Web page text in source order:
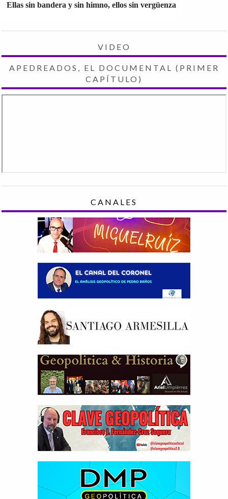
Ellas sin bandera y sin himno, ellos sin vergüenza
VIDEO
APEDREADOS, EL DOCUMENTAL (PRIMER
CAPÍTULO)
CANALES